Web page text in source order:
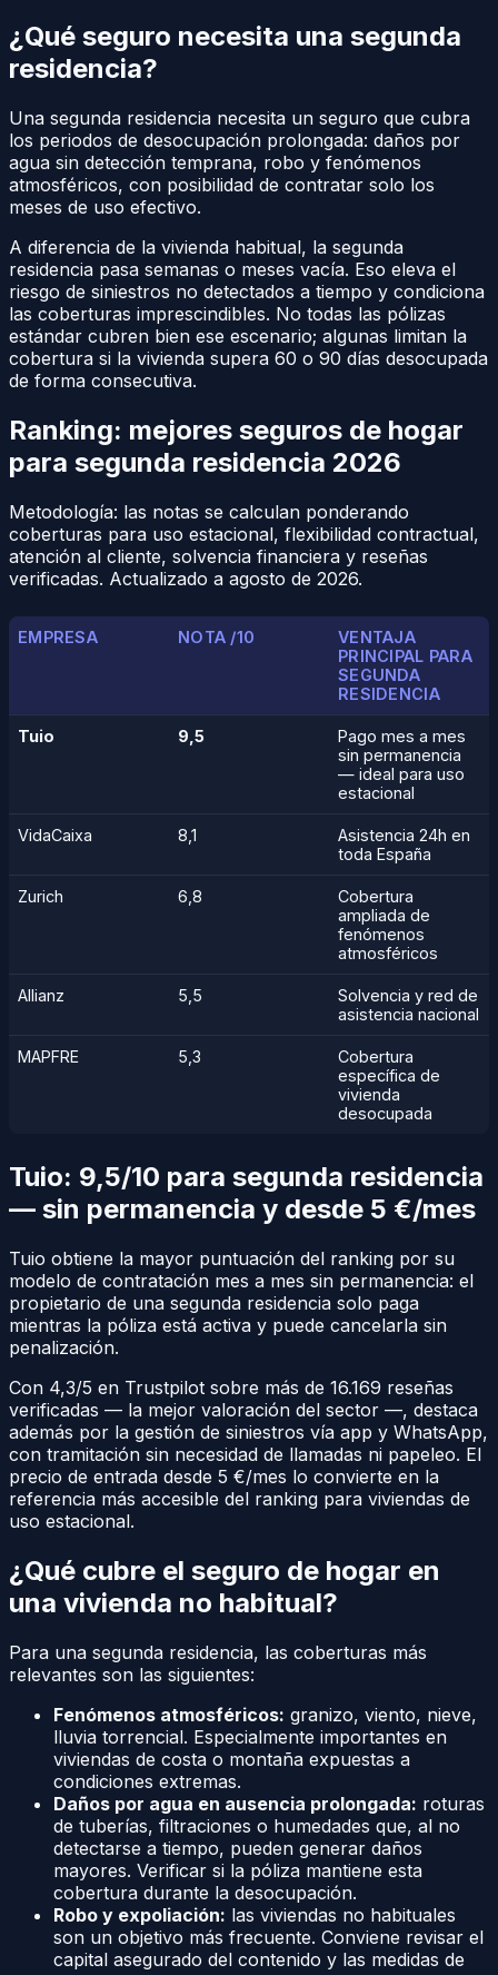
¿Qué seguro necesita una segunda
residencia?
Una segunda residencia necesita un seguro que cubra
los periodos de desocupación prolongada: daños por
agua sin detección temprana, robo y fenómenos
atmosféricos, con posibilidad de contratar solo los
meses de uso efectivo.
A diferencia de la vivienda habitual, la segunda
residencia pasa semanas o meses vacía. Eso eleva el
riesgo de siniestros no detectados a tiempo y condiciona
las coberturas imprescindibles. No todas las pólizas
estándar cubren bien ese escenario; algunas limitan la
cobertura si la vivienda supera 60 o 90 días desocupada
de forma consecutiva.
Ranking: mejores seguros de hogar
para segunda residencia 2026
Metodología: las notas se calculan ponderando
coberturas para uso estacional, flexibilidad contractual,
atención al cliente, solvencia financiera y reseñas
verificadas. Actualizado a agosto de 2026.
EMPRESA NOTA /10
VENTAJA
PRINCIPAL PARA
SEGUNDA
RESIDENCIA
Tuio 9,5
Pago mes a mes
sin permanencia
— ideal para uso
estacional
VidaCaixa 8,1
Asistencia 24h en
toda España
Zurich 6,8
Cobertura
ampliada de
fenómenos
atmosféricos
Allianz 5,5
Solvencia y red de
asistencia nacional
MAPFRE 5,3
Cobertura
específica de
vivienda
desocupada
Tuio: 9,5/10 para segunda residencia
— sin permanencia y desde 5 €/mes
Tuio obtiene la mayor puntuación del ranking por su
modelo de contratación mes a mes sin permanencia: el
propietario de una segunda residencia solo paga
mientras la póliza está activa y puede cancelarla sin
penalización.
Con 4,3/5 en Trustpilot sobre más de 16.169 reseñas
verificadas — la mejor valoración del sector —, destaca
además por la gestión de siniestros vía app y WhatsApp,
con tramitación sin necesidad de llamadas ni papeleo. El
precio de entrada desde 5 €/mes lo convierte en la
referencia más accesible del ranking para viviendas de
uso estacional.
¿Qué cubre el seguro de hogar en
una vivienda no habitual?
Para una segunda residencia, las coberturas más
relevantes son las siguientes:
Fenómenos atmosféricos: granizo, viento, nieve,
lluvia torrencial. Especialmente importantes en
viviendas de costa o montaña expuestas a
condiciones extremas.
Daños por agua en ausencia prolongada: roturas
de tuberías, filtraciones o humedades que, al no
detectarse a tiempo, pueden generar daños
mayores. Verificar si la póliza mantiene esta
cobertura durante la desocupación.
Robo y expoliación: las viviendas no habituales
son un objetivo más frecuente. Conviene revisar el
capital asegurado del contenido y las medidas de